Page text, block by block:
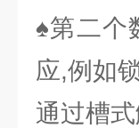
♠第二个
应,例如
通过槽